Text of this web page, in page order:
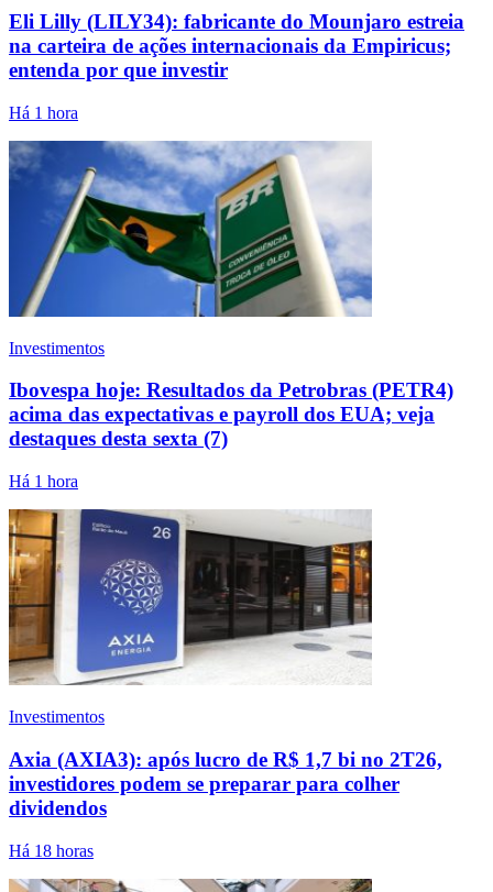
Eli Lilly (LILY34): fabricante do Mounjaro estreia
na carteira de ações internacionais da Empiricus;
entenda por que investir
Há 1 hora
Investimentos
Ibovespa hoje: Resultados da Petrobras (PETR4)
acima das expectativas e payroll dos EUA; veja
destaques desta sexta (7)
Há 1 hora
Investimentos
Axia (AXIA3): após lucro de R$ 1,7 bi no 2T26,
investidores podem se preparar para colher
dividendos
Há 18 horas